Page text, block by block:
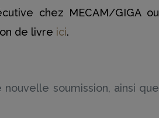
chez MECAM/GIGA ou
de livre ici.
soumission, ainsi que